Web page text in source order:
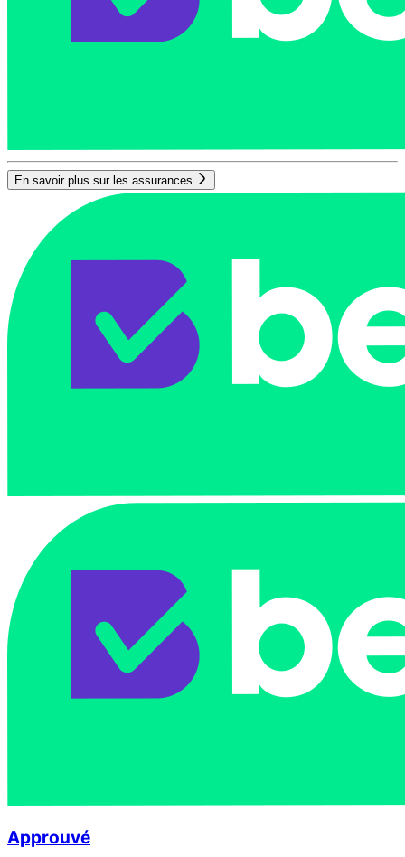
En savoir plus sur les assurances
Approuvé